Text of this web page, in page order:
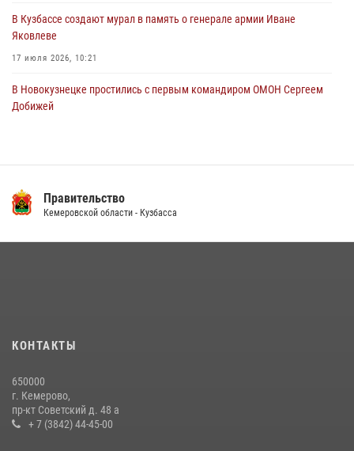
В Кузбассе создают мурал в память о генерале армии Иване
Яковлеве
17 июля 2026, 10:21
В Новокузнецке простились с первым командиром ОМОН Сергеем
Добижей
14 июля 2026, 08:52 1
20 июля 2026, 08:52
гипермаркета товары на 13 тысяч рублей (ВИДЕО)
16 июля 2026, 06:43
Правительство
Кемеровской области - Кузбасса
КОНТАКТЫ
650000
г. Кемерово,
пр-кт Советский д. 48 а
+ 7 (3842) 44-45-00